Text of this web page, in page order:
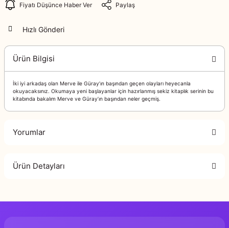
Fiyatı Düşünce Haber Ver Paylaş
Hızlı Gönderi
Ürün Bilgisi
İki iyi arkadaş olan Merve ile Güray’ın başından geçen olayları heyecanla
okuyacaksınız. Okumaya yeni başlayanlar için hazırlanmış sekiz kitaplık serinin bu
kitabında bakalım Merve ve Güray’ın başından neler geçmiş.
Yorumlar
Ürün Detayları